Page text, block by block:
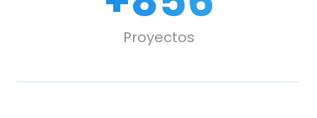
Proyectos